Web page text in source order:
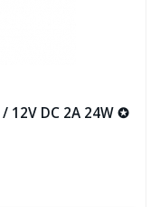
12V DC 2A 24W ✪